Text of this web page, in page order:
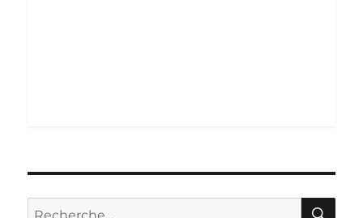
Recherche